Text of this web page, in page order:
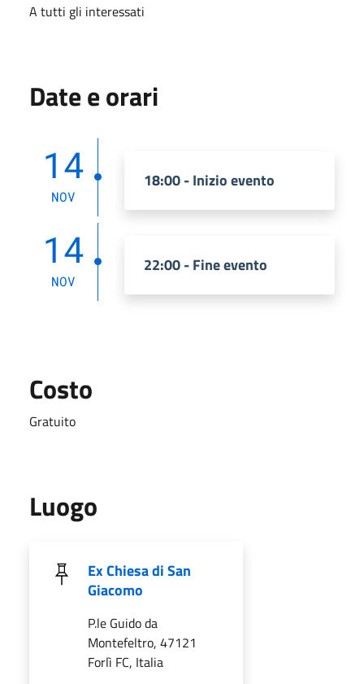
A tutti gli interessati
Date e orari
14
NOV
18:00 - Inizio evento
14
NOV
22:00 - Fine evento
Costo
Gratuito
Luogo
Ex Chiesa di San
Giacomo
P.le Guido da
Montefeltro, 47121
Forlì FC, Italia